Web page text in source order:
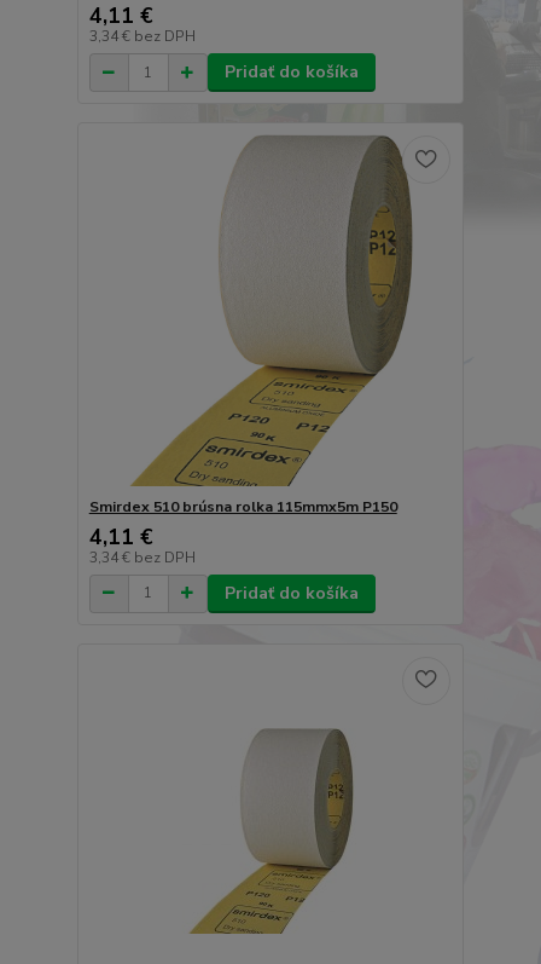
4,11 €
3,34 € bez DPH
Pridať do košíka
Smirdex 510 brúsna rolka 115mmx5m P150
4,11 €
3,34 € bez DPH
Pridať do košíka